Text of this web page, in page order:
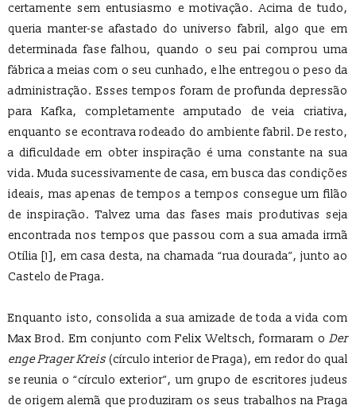
certamente sem entusiasmo e motivação. Acima de tudo,
queria manter-se afastado do universo fabril, algo que em
determinada fase falhou, quando o seu pai comprou uma
fábrica a meias com o seu cunhado, e lhe entregou o peso da
administração. Esses tempos foram de profunda depressão
para Kafka, completamente amputado de veia criativa,
enquanto se econtrava rodeado do ambiente fabril. De resto,
a dificuldade em obter inspiração é uma constante na sua
vida. Muda sucessivamente de casa, em busca das condições
ideais, mas apenas de tempos a tempos consegue um filão
de inspiração. Talvez uma das fases mais produtivas seja
encontrada nos tempos que passou com a sua amada irmã
Otília [1], em casa desta, na chamada “rua dourada”, junto ao
Castelo de Praga.
Enquanto isto, consolida a sua amizade de toda a vida com
Max Brod. Em conjunto com Felix Weltsch, formaram o Der
enge Prager Kreis (círculo interior de Praga), em redor do qual
se reunia o “círculo exterior”, um grupo de escritores judeus
de origem alemã que produziram os seus trabalhos na Praga